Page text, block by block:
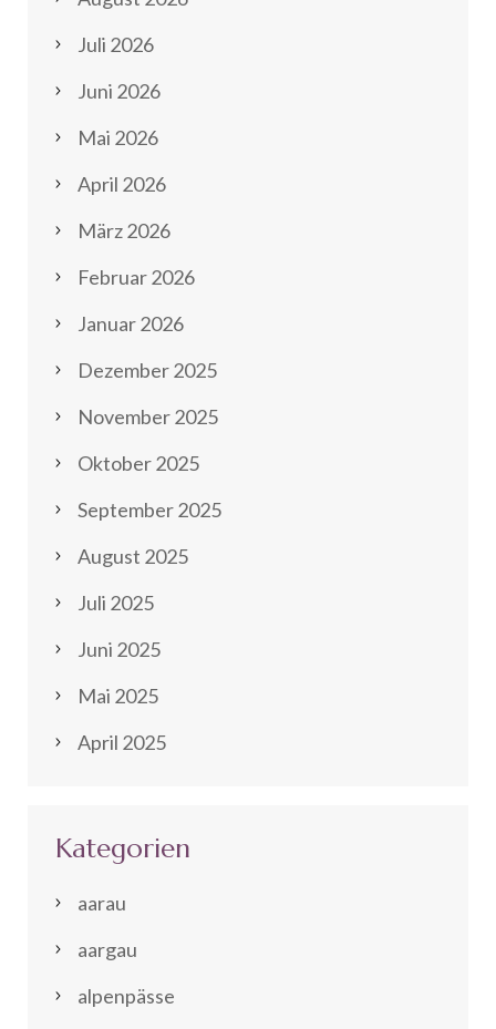
Juli 2026
Juni 2026
Mai 2026
April 2026
März 2026
Februar 2026
Januar 2026
Dezember 2025
November 2025
Oktober 2025
September 2025
August 2025
Juli 2025
Juni 2025
Mai 2025
April 2025
Kategorien
aarau
aargau
alpenpässe